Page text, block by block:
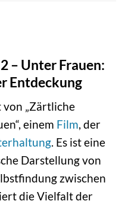
– Unter Frauen:
Entdeckung
von „Zärtliche
einem Film, der
. Es ist eine
Darstellung von
zwischen
die Vielfalt der